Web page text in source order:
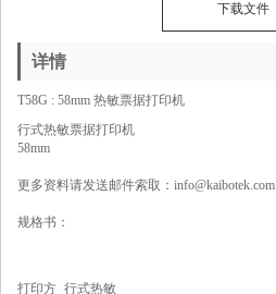
下载文件
详情
T58G : 58mm 热敏票据打印机
行式热敏票据打印机
58mm
更多资料请发送邮件索取： info@kaibotek.com
规格书：
打印方 行式热敏